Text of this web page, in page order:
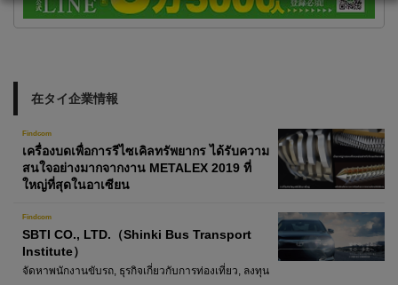
在タイ企業情報
Findcom
เครื่องบดเพื่อการรีไซเคิลทรัพยากร ได้รับความ
สนใจอย่างมากจากงาน METALEX 2019 ที่
ใหญ่ที่สุดในอาเซียน
Findcom
SBTI CO., LTD.（Shinki Bus Transport
Institute）
จัดหาพนักงานขับรถ, ธุรกิจเกี่ยวกับการท่องเที่ยว, ลงทุน